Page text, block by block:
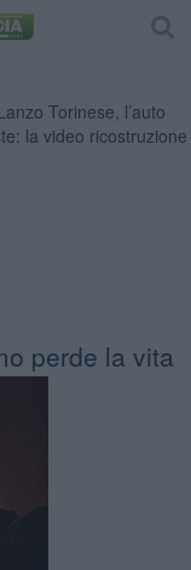
perde la vita